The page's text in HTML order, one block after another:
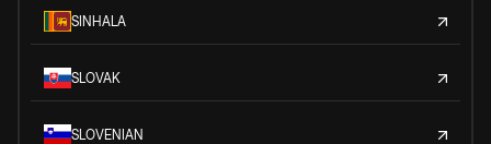
SINHALA
SLOVAK
SLOVENIAN